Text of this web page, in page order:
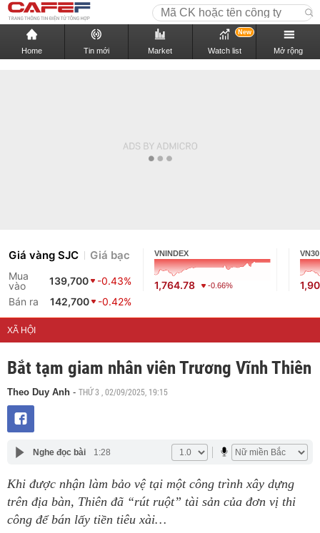
Home Tin mới Market Watch list
New
Mở rộng
Giá vàng SJC Giá bạc
Mua
vào
139,700
-0.43%
Bán ra
142,700 -0.42%
VNINDEX
1,764.78 -0.66%
VN30
XÃ HỘI
Bắt tạm giam nhân viên Trương Vĩnh Thiên
Theo Duy Anh - THỨ 3 , 02/09/2025, 19:15
Nghe đọc bài 1:28
Khi được nhận làm bảo vệ tại một công trình xây dựng
trên địa bàn, Thiên đã “rút ruột” tài sản của đơn vị thi
công để bán lấy tiền tiêu xài…